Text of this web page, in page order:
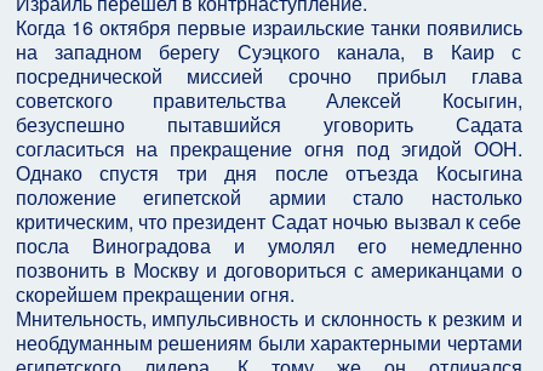
Когда 16 октября первые израильские танки появились
на западном берегу Суэцкого канала, в Каир с
посреднической миссией срочно прибыл глава
советского правительства Алексей Косыгин,
безуспешно пытавшийся уговорить Садата
согласиться на прекращение огня под эгидой ООН.
Однако спустя три дня после отъезда Косыгина
положение египетской армии стало настолько
критическим, что президент Садат ночью вызвал к себе
посла Виноградова и умолял его немедленно
позвонить в Москву и договориться с американцами о
скорейшем прекращении огня.
Мнительность, импульсивность и склонность к резким и
необдуманным решениям были характерными чертами